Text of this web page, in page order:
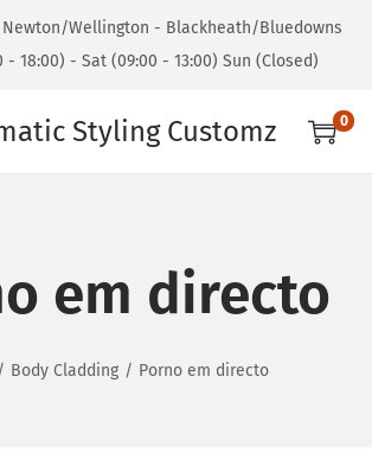
Newton/Wellington - Blackheath/Bluedowns
- 18:00) - Sat (09:00 - 13:00) Sun (Closed)
Styling Customz 0
em directo
/ Body Cladding / Porno em directo